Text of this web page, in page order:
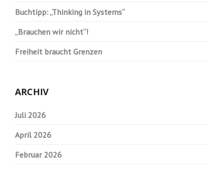
Buchtipp: „Thinking in Systems“
„Brauchen wir nicht“!
Freiheit braucht Grenzen
ARCHIV
Juli 2026
April 2026
Februar 2026